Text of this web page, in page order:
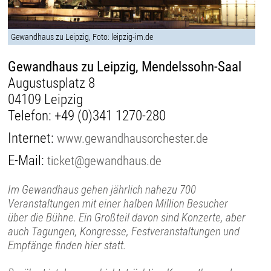
Gewandhaus zu Leipzig, Foto: leipzig-im.de
Gewandhaus zu Leipzig, Mendelssohn-Saal
Augustusplatz 8
04109 Leipzig
Telefon: +49 (0)341 1270-280
Internet:www.gewandhausorchester.de
E-Mail:ticket@gewandhaus.de
Im Gewandhaus gehen jährlich nahezu 700
Veranstaltungen mit einer halben Million Besucher
über die Bühne. Ein Großteil davon sind Konzerte, aber
auch Tagungen, Kongresse, Festveranstaltungen und
Empfänge finden hier statt.